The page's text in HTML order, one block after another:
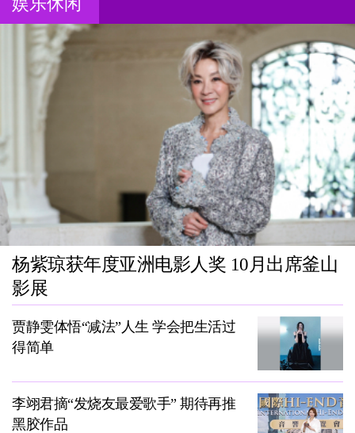
杨紫琼获年度亚洲电影人奖 10月出席釜山
影展
贾静雯体悟“减法”人生 学会把生活过
得简单
李翊君摘“发烧友最爱歌手” 期待再推
黑胶作品